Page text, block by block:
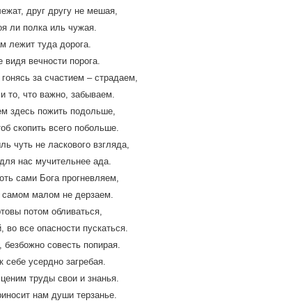
друг другу не мешая,
ли полка иль чужая.
лежит туда дорога.
вечности порога.
за счастием – страдаем,
то, что важно, забываем.
здесь пожить подольше,
скопить всего побольше.
чуть не ласкового взгляда,
нас мучительнее ада.
сами Бога прогневляем,
самом малом не дерзаем.
потом обливаться,
во все опасности пускаться.
совесть попирая.
себе усердно загребая.
труды свои и знанья.
нам души терзанье.